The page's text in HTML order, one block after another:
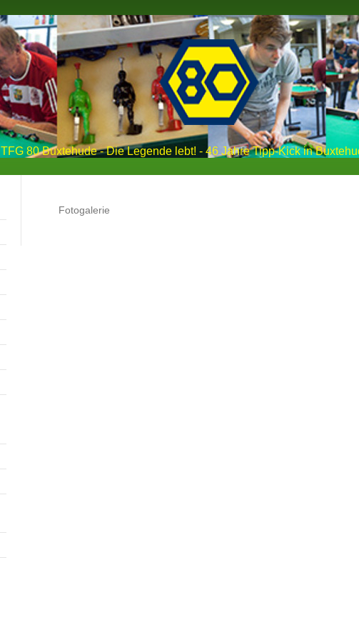
TFG 80 Buxtehude - Die Legende lebt! - 46 Jahre Tipp-Kick in
Fotogalerie